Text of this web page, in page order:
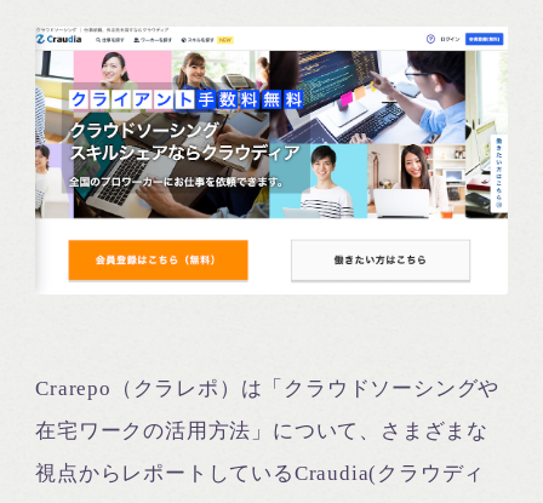
Crarepo（クラレポ）は「クラウドソーシングや
在宅ワークの活用方法」について、さまざまな
視点からレポートしているCraudia(クラウディ